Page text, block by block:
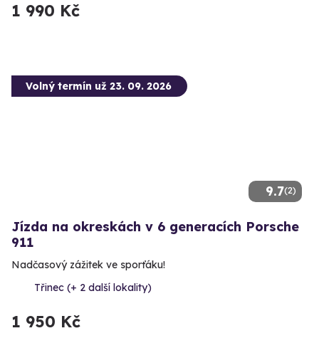
1 990 Kč
9.7(2)
Volný termín už 23. 09. 2026
Jízda na okreskách v 6 generacích Porsche
911
Nadčasový zážitek ve sporťáku!
Třinec (+ 2 další lokality)
1 950 Kč